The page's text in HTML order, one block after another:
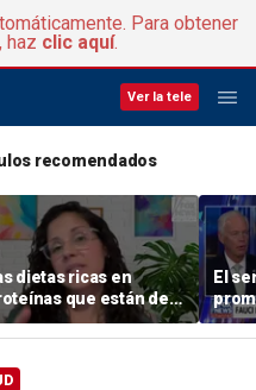
Para obtener
haz clic aquí.
Ver la tele
recomendados
dietas ricas en
que están de
podrían tener un
inesperado en la
El